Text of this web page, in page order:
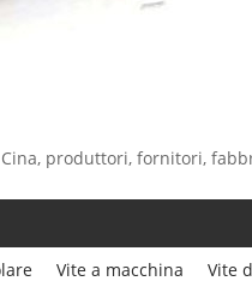
produttori, fornitori,
Vite a macchina Vite